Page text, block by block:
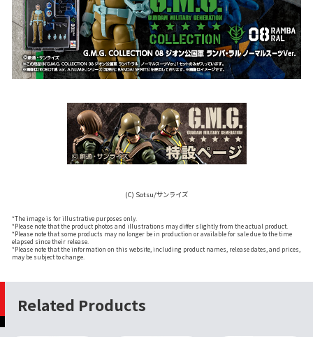
(C) Sotsu/サンライズ
*The image is for illustrative purposes only.
*Please note that the product photos and illustrations may differ slightly from the actual product.
*Please note that some products may no longer be in production or available for sale due to the time
elapsed since their release.
*Please note that the information on this website, including product names, release dates, and prices,
may be subject to change.
Related Products